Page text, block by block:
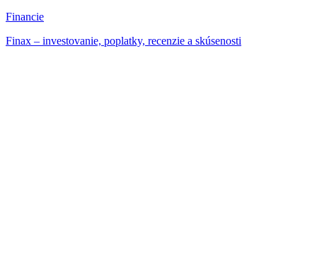
Financie
Finax – investovanie, poplatky, recenzie a skúsenosti